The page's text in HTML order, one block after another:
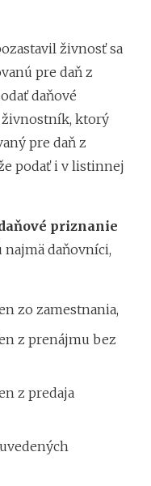
živnosť sa
pre daň z
daňové
živnostník, ktorý
pre daň z
podať i v listinnej
priznanie
najmä daňovníci,
zo zamestnania,
z prenájmu bez
z predaja